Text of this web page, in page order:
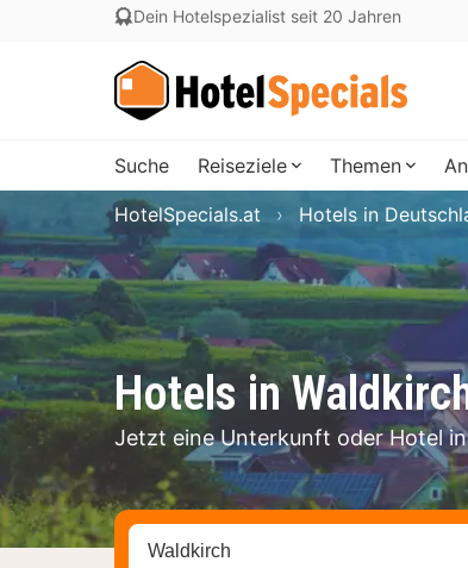
Dein Hotelspezialist seit 20 Jahren
Suche Reiseziele Themen
Hotels in
Jetzt eine Unterkunft oder Hotel
HotelSpecials.at Hotels in
Stadt, Region oder Hotel suchen